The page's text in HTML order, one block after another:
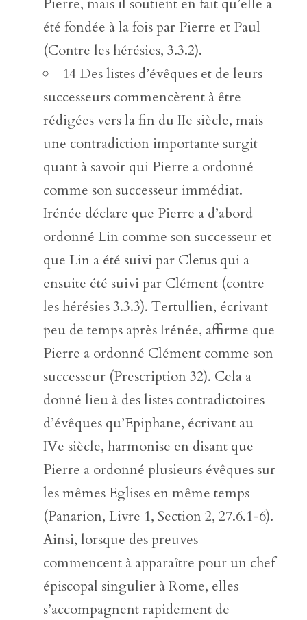
Pierre, mais il soutient en fait qu’elle a
été fondée à la fois par Pierre et Paul
(Contre les hérésies, 3.3.2).
14 Des listes d’évêques et de leurs
successeurs commencèrent à être
rédigées vers la fin du IIe siècle, mais
une contradiction importante surgit
quant à savoir qui Pierre a ordonné
comme son successeur immédiat.
Irénée déclare que Pierre a d’abord
ordonné Lin comme son successeur et
que Lin a été suivi par Cletus qui a
ensuite été suivi par Clément (contre
les hérésies 3.3.3). Tertullien, écrivant
peu de temps après Irénée, affirme que
Pierre a ordonné Clément comme son
successeur (Prescription 32). Cela a
donné lieu à des listes contradictoires
d’évêques qu’Epiphane, écrivant au
IVe siècle, harmonise en disant que
Pierre a ordonné plusieurs évêques sur
les mêmes Eglises en même temps
(Panarion, Livre 1, Section 2, 27.6.1-6).
Ainsi, lorsque des preuves
commencent à apparaître pour un chef
épiscopal singulier à Rome, elles
s’accompagnent rapidement de